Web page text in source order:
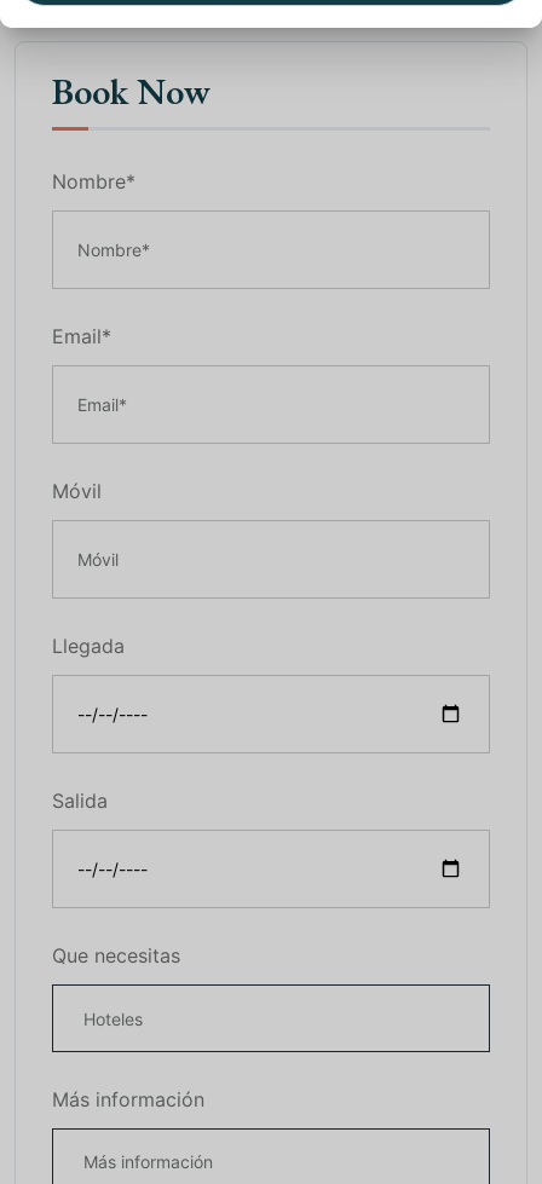
Book Now
Nombre*
Email*
Móvil
Llegada
Salida
Que necesitas
Más información